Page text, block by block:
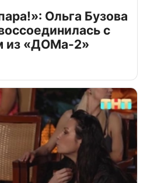
Ольга Бузова
с
из «ДОМа-2»